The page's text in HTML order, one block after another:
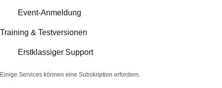
Event-Anmeldung
Training & Testversionen
Erstklassiger Support
Einige Services können eine Subskription erfordern.